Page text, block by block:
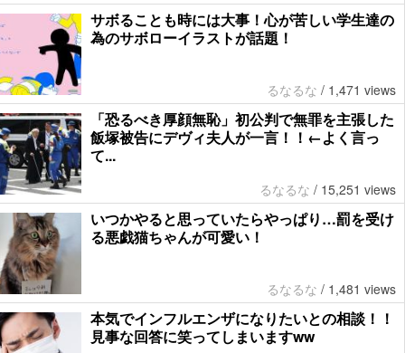
サボることも時には大事！心が苦しい学生達の
為のサボローイラストが話題！
るなるな / 1,471 views
「恐るべき厚顔無恥」初公判で無罪を主張した
飯塚被告にデヴィ夫人が一言！！←よく言っ
て...
るなるな / 15,251 views
いつかやると思っていたらやっぱり…罰を受け
る悪戯猫ちゃんが可愛い！
るなるな / 1,481 views
本気でインフルエンザになりたいとの相談！！
見事な回答に笑ってしまいますww